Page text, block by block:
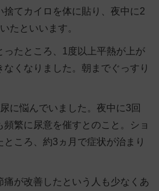
捨てカイロを体に貼り、夜中に2
たといいます。
ったところ、1度以上平熱が上が
なくなりました。朝までぐっすり
に悩んでいました。夜中に3回
頻繁に尿意を催すとのこと。ショ
ころ、約3ヵ月で症状が治まり
痛が改善したという人も少なくあ